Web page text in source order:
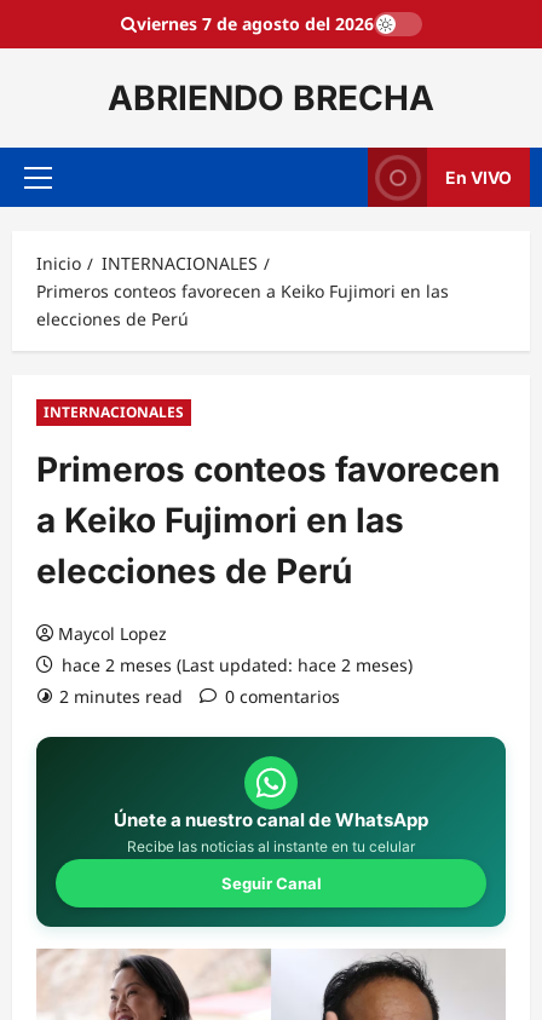
viernes 7 de agosto del 2026
ABRIENDO BRECHA
Menú
En VIVO
Inicio
INTERNACIONALES
Primeros conteos favorecen a Keiko Fujimori en las
elecciones de Perú
INTERNACIONALES
Primeros conteos favorecen
a Keiko Fujimori en las
elecciones de Perú
Maycol Lopez
hace 2 meses (Last updated: hace 2 meses)
2 minutes read
0 comentarios
Únete a nuestro canal de WhatsApp
Recibe las noticias al instante en tu celular
Seguir Canal